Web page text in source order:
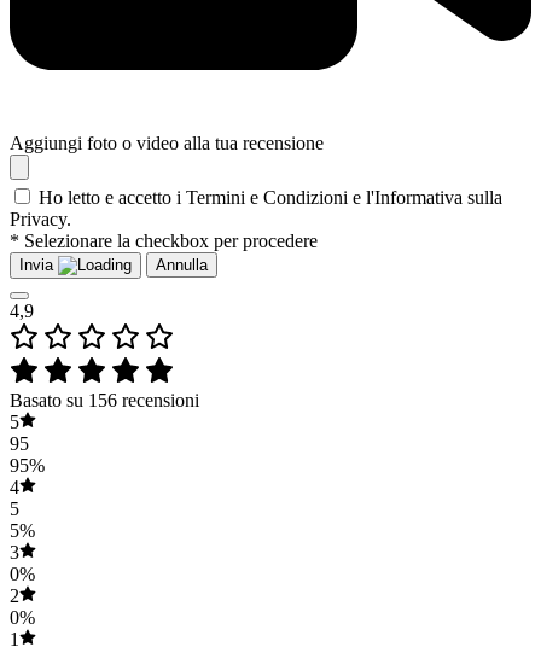
Aggiungi foto o video alla tua recensione
Ho letto e accetto i Termini e Condizioni e l'Informativa sulla
Privacy.
* Selezionare la checkbox per procedere
Invia Annulla
4,9
Basato su 156 recensioni
5
95
95%
4
5
5%
3
0%
2
0%
1